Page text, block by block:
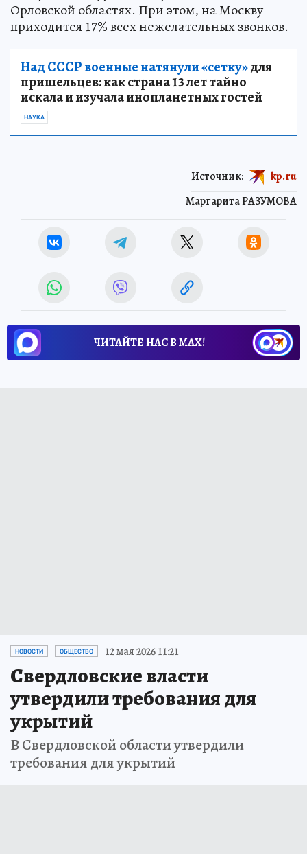
Орловской областях. При этом, на Москву
приходится 17% всех нежелательных звонков.
Над СССР военные натянули «сетку»для
пришельцев: как страна 13 лет тайно
искала и изучала инопланетных гостей
НАУКА
Маргарита РАЗУМОВА
Источник: kp.ru
ЧИТАЙТЕ НАС В МАХ!
НОВОСТИ ОБЩЕСТВО 12 мая 2026 11:21
Свердловские власти
утвердили требования для
укрытий
В Свердловской области утвердили
требования для укрытий